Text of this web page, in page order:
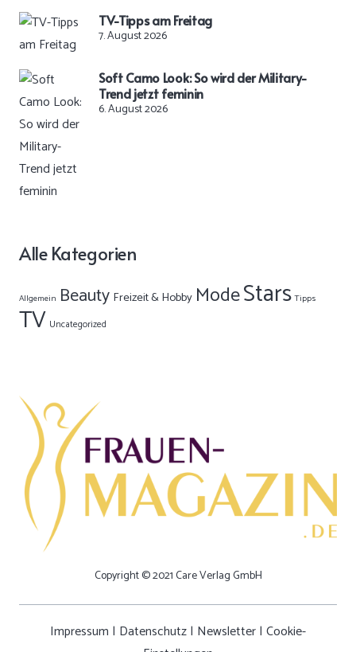
TV-Tipps am Freitag
7. August 2026
Soft Camo Look: So wird der Military-
Trend jetzt feminin
6. August 2026
Alle Kategorien
Allgemein Beauty Freizeit & Hobby ModeStars Tipps
TV Uncategorized
Copyright © 2021 Care Verlag GmbH
Impressum | Datenschutz| Newsletter| Cookie-